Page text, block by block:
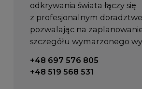
odkrywania świata łączy się
z profesjonalnym
pozwalając na
szczegółu wymarzonego
Telefon kontaktowy:
+48 697 576 805
+48 519 568 531